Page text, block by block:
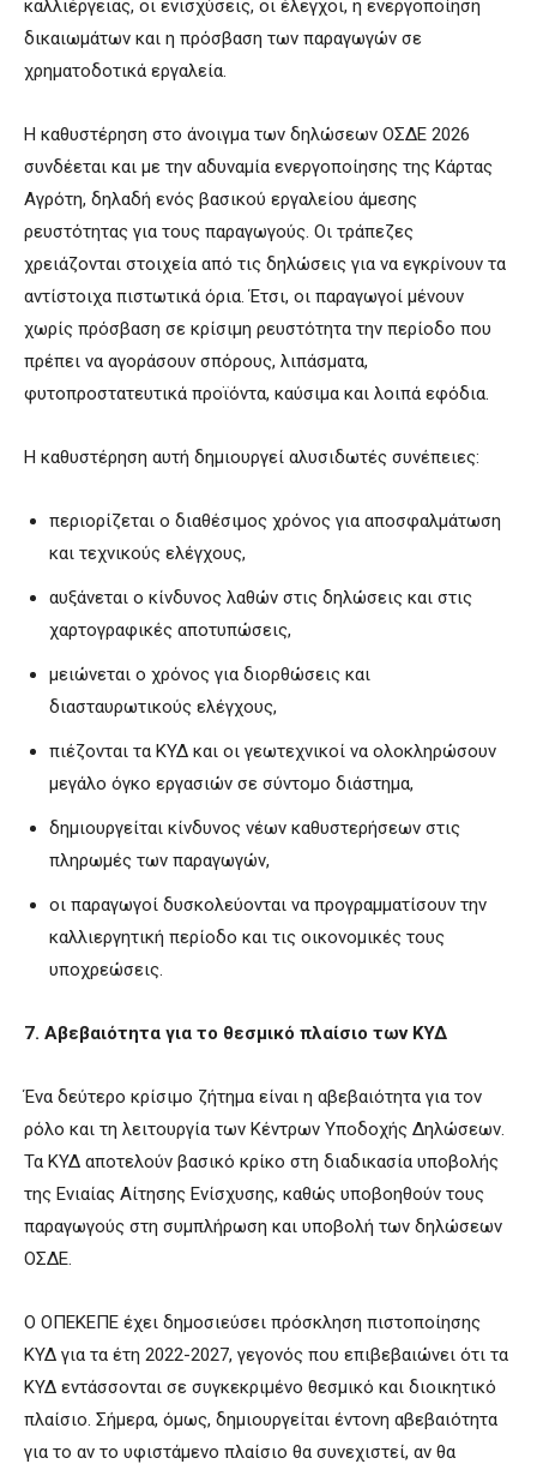
καλλιέργειας, οι ενισχύσεις, οι έλεγχοι, η ενεργοποίηση
δικαιωμάτων και η πρόσβαση των παραγωγών σε
χρηματοδοτικά εργαλεία.
Η καθυστέρηση στο άνοιγμα των δηλώσεων ΟΣΔΕ 2026
συνδέεται και με την αδυναμία ενεργοποίησης της Κάρτας
Αγρότη, δηλαδή ενός βασικού εργαλείου άμεσης
ρευστότητας για τους παραγωγούς. Οι τράπεζες
χρειάζονται στοιχεία από τις δηλώσεις για να εγκρίνουν τα
αντίστοιχα πιστωτικά όρια. Έτσι, οι παραγωγοί μένουν
χωρίς πρόσβαση σε κρίσιμη ρευστότητα την περίοδο που
πρέπει να αγοράσουν σπόρους, λιπάσματα,
φυτοπροστατευτικά προϊόντα, καύσιμα και λοιπά εφόδια.
Η καθυστέρηση αυτή δημιουργεί αλυσιδωτές συνέπειες:
περιορίζεται ο διαθέσιμος χρόνος για αποσφαλμάτωση
και τεχνικούς ελέγχους,
αυξάνεται ο κίνδυνος λαθών στις δηλώσεις και στις
χαρτογραφικές αποτυπώσεις,
μειώνεται ο χρόνος για διορθώσεις και
διασταυρωτικούς ελέγχους,
πιέζονται τα ΚΥΔ και οι γεωτεχνικοί να ολοκληρώσουν
μεγάλο όγκο εργασιών σε σύντομο διάστημα,
δημιουργείται κίνδυνος νέων καθυστερήσεων στις
πληρωμές των παραγωγών,
οι παραγωγοί δυσκολεύονται να προγραμματίσουν την
καλλιεργητική περίοδο και τις οικονομικές τους
υποχρεώσεις.
7. Αβεβαιότητα για το θεσμικό πλαίσιο των ΚΥΔ
Ένα δεύτερο κρίσιμο ζήτημα είναι η αβεβαιότητα για τον
ρόλο και τη λειτουργία των Κέντρων Υποδοχής Δηλώσεων.
Τα ΚΥΔ αποτελούν βασικό κρίκο στη διαδικασία υποβολής
της Ενιαίας Αίτησης Ενίσχυσης, καθώς υποβοηθούν τους
παραγωγούς στη συμπλήρωση και υποβολή των δηλώσεων
ΟΣΔΕ.
Ο ΟΠΕΚΕΠΕ έχει δημοσιεύσει πρόσκληση πιστοποίησης
ΚΥΔ για τα έτη 2022-2027, γεγονός που επιβεβαιώνει ότι τα
ΚΥΔ εντάσσονται σε συγκεκριμένο θεσμικό και διοικητικό
πλαίσιο. Σήμερα, όμως, δημιουργείται έντονη αβεβαιότητα
για το αν το υφιστάμενο πλαίσιο θα συνεχιστεί, αν θα